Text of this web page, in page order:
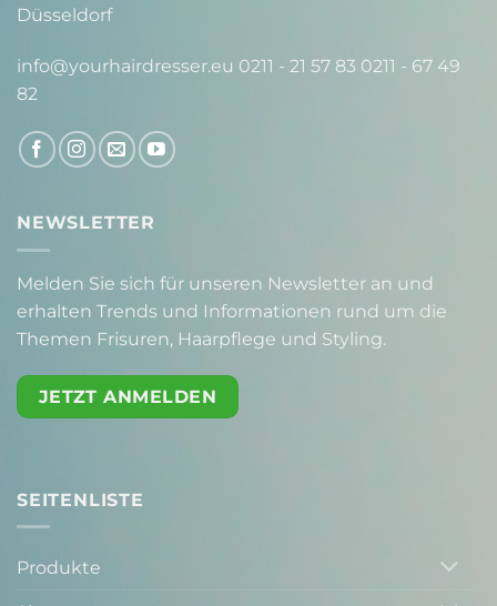
Düsseldorf
info@yourhairdresser.eu 0211 - 21 57 83 0211 - 67 49
82
NEWSLETTER
Melden Sie sich für unseren Newsletter an und
erhalten Trends und Informationen rund um die
Themen Frisuren, Haarpflege und Styling.
JETZT ANMELDEN
SEITENLISTE
Produkte